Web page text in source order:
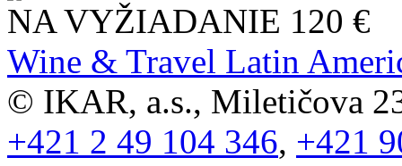
NA VYŽIADANIE 120 €
Wine & Travel Latin
© IKAR, a.s., Miletičova
+421 2 49 104 346, +421